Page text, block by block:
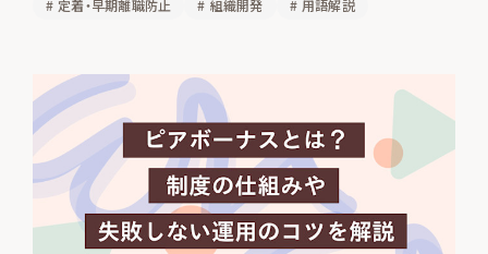
# 定着・早期離職防止 # 組織開発 # 用語解説